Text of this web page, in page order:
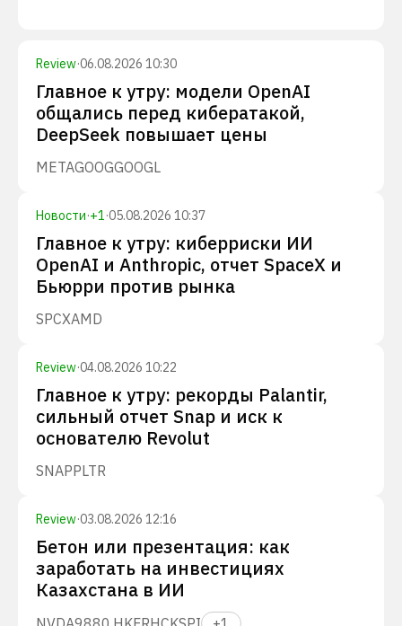
Review·06.08.2026 10:30
Главное к утру: модели OpenAI
общались перед кибератакой,
DeepSeek повышает цены
METAGOOGGOOGL
Новости·+1·05.08.2026 10:37
Главное к утру: киберриски ИИ
OpenAI и Anthropic, отчет SpaceX и
Бьюрри против рынка
SPCXAMD
Review·04.08.2026 10:22
Главное к утру: рекорды Palantir,
сильный отчет Snap и иск к
основателю Revolut
SNAPPLTR
Review·03.08.2026 12:16
Бетон или презентация: как
заработать на инвестициях
Казахстана в ИИ